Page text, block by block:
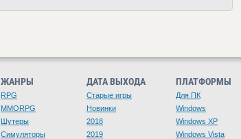
ЖАНРЫ
RPG
MMORPG
Шутеры
Симуляторы
ДАТА ВЫХОДА
Старые игры
Новинки
2018
2019
ПЛАТФОРМЫ
Для ПК
Windows
Windows XP
Windows Vista